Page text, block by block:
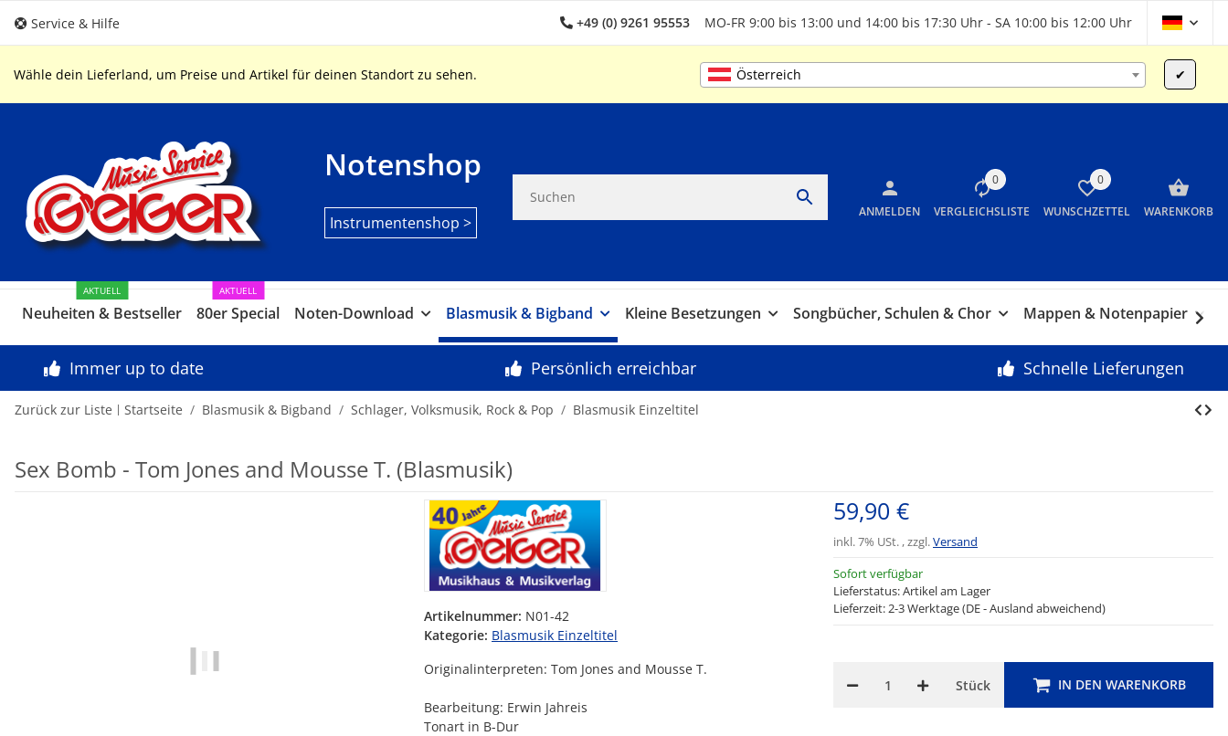
Service & Hilfe +49 (0) 9261 95553 MO-FR 9:00 bis 13:00 und 14:00 bis 17:30 Uhr - SA 10:00 bis 12:00 Uhr
Wähle dein Lieferland, um Preise und Artikel für deinen Standort zu sehen. Österreich ✔
Notenshop
Instrumentenshop >
ANMELDEN
0
VERGLEICHSLISTE
0
WUNSCHZETTEL WARENKORB
Neuheiten & Bestseller
AKTUELL
80er Special
AKTUELL
Noten-Download Blasmusik & Bigband Kleine Besetzungen Songbücher, Schulen & Chor Mappen & Notenpapier
Immer up to date Persönlich erreichbar Schnelle Lieferungen
Zurück zur Liste Startseite Blasmusik & Bigband Schlager, Volksmusik, Rock & Pop Blasmusik Einzeltitel
Sex Bomb - Tom Jones and Mousse T. (Blasmusik)
Artikelnummer: N01-42
Kategorie: Blasmusik Einzeltitel
Originalinterpreten: Tom Jones and Mousse T.
Bearbeitung: Erwin Jahreis
Tonart in B-Dur
Sofort verfügbar
Lieferstatus: Artikel am Lager
Lieferzeit: 2-3 Werktage (DE - Ausland abweichend)
59,90 €
inkl. 7% USt. , zzgl.Versand
Stück IN DEN WARENKORB